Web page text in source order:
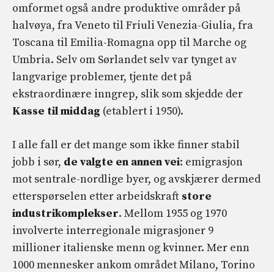
omformet også andre produktive områder på
halvøya, fra Veneto til Friuli Venezia-Giulia, fra
Toscana til Emilia-Romagna opp til Marche og
Umbria. Selv om Sørlandet selv var tynget av
langvarige problemer, tjente det på
ekstraordinære inngrep, slik som skjedde der
Kasse til middag (etablert i 1950).
I alle fall er det mange som ikke finner stabil
jobb i sør, de valgte en annen vei: emigrasjon
mot sentrale-nordlige byer, og avskjærer dermed
etterspørselen etter arbeidskraft store
industrikomplekser. Mellom 1955 og 1970
involverte interregionale migrasjoner 9
millioner italienske menn og kvinner. Mer enn
1000 mennesker ankom området Milano, Torino